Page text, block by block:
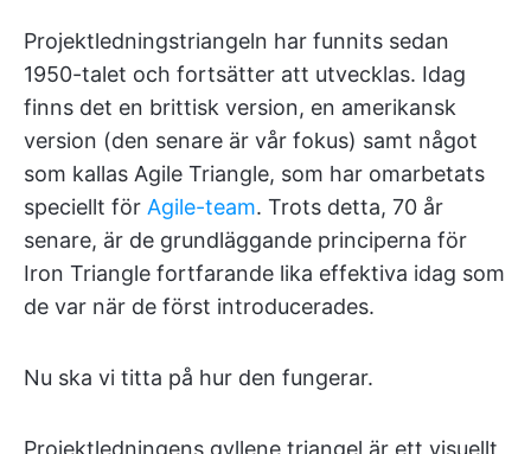
Projektledningstriangeln har funnits sedan
1950-talet och fortsätter att utvecklas. Idag
finns det en brittisk version, en amerikansk
version (den senare är vår fokus) samt något
som kallas Agile Triangle, som har omarbetats
speciellt för Agile-team. Trots detta, 70 år
senare, är de grundläggande principerna för
Iron Triangle fortfarande lika effektiva idag som
de var när de först introducerades.
Nu ska vi titta på hur den fungerar.
Projektledningens gyllene triangel är ett visuellt